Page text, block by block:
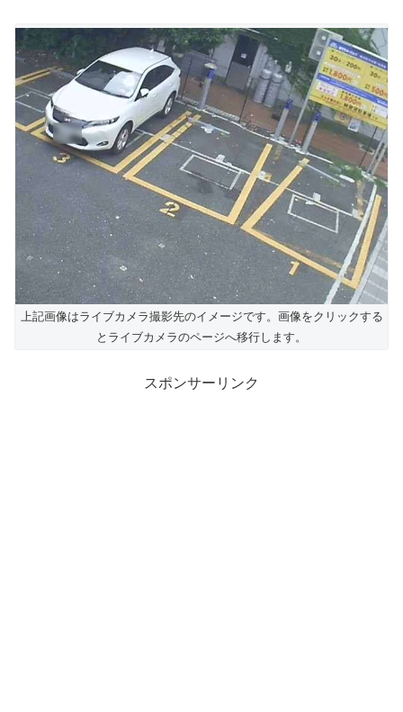
上記画像はライブカメラ撮影先のイメージです。画像をクリックする
とライブカメラのページへ移行します。
スポンサーリンク